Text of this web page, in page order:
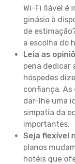
Wi-Fi fiável é
ginásio à
de
a escolha do
Leia as
pena dedicar
hóspedes
confiança. As
dar-lhe uma
simpatia da
importantes.
Seja flexível
planos
hotéis que